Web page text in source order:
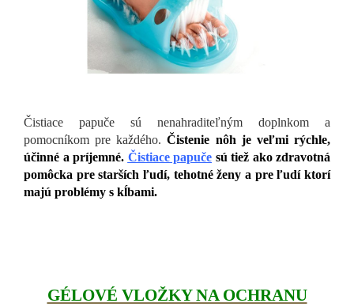
Čistiace papuče sú nenahraditeľným doplnkom a
pomocníkom pre každého.Čistenie nôh je veľmi rýchle,
účinné a príjemné. Čistiace papuče sú tiež ako zdravotná
pomôcka pre starších ľudí, tehotné ženy a pre ľudí ktorí
majú problémy s kĺbami.
GÉLOVÉ VLOŽKY NA OCHRANU